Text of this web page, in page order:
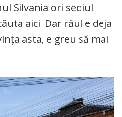
Silvania ori sediul
aici. Dar răul e deja
asta, e greu să mai